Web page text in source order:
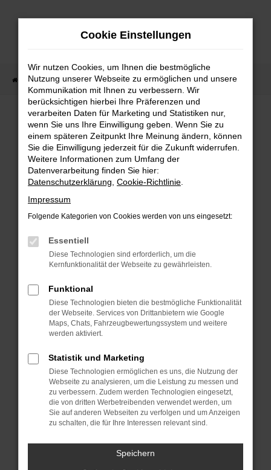
Zum
Startseite Fahrzeugverkauf Fahrzeug-Showroom
FEHLER: NETWORK ERROR
Beim Laden ist ein Fehler aufgetreten.
Hier sind ein paar Tipps, die dir helfen können:
Überprüfe deine Firewall und deine
Internetverbindung.
Laden andere Webseiten, zum Beispiel deine
Prüfe deine Browsererweiterungen.
Manche Erweiterungen, wie Werbeblocker,
verhindern. Funktioniert die Seite in einem
anderen Browser oder in einem privaten
Fenster?
Starte dein Gerät neu.
Probleme zu beheben.
Stelle sicher, dass dein Browser und dein
Betriebssystem auf dem neuesten Stand
sind.
Veraltete Software birgt nicht nur ein
Sicherheitsrisiko, sondern kann auch dazu
führen, dass bestimmte Funktionen nicht mehr
unterstützt werden.
Cookie Einstellungen
Wir nutzen Cookies, um Ihnen die bestmögliche
Nutzung unserer Webseite zu ermöglichen und unsere
Kommunikation mit Ihnen zu verbessern. Wir
berücksichtigen hierbei Ihre Präferenzen und
verarbeiten Daten für Marketing und Statistiken nur,
wenn Sie uns Ihre Einwilligung geben. Wenn Sie zu
einem späteren Zeitpunkt Ihre Meinung ändern, können
Sie die Einwilligung jederzeit für die Zukunft widerrufen.
Weitere Informationen zum Umfang der
Datenverarbeitung finden Sie hier:
Datenschutzerklärung Cookie-Richtlinie
Impressum
Folgende Kategorien von Cookies werden von uns eingesetzt:
Essentiell
Diese Technologien sind erforderlich, um die
Kernfunktionalität der Webseite zu gewährleisten.
Funktional
Diese Technologien bieten die bestmögliche Funktionalität
der Webseite. Services von Drittanbietern wie Google
Maps, Chats, Fahrzeugbewertungssystem und weitere
werden aktiviert.
Statistik und Marketing
Diese Technologien ermöglichen es uns, die Nutzung der
Webseite zu analysieren, um die Leistung zu messen und
zu verbessern. Zudem werden Technologien eingesetzt,
die von dritten Werbetreibenden verwendet werden, um
Sie auf anderen Webseiten zu verfolgen und um Anzeigen
zu schalten, die für Ihre Interessen relevant sind.
Speichern